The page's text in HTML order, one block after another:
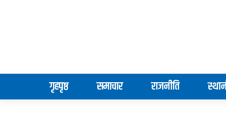
गृहपृष्ठ समाचार राजनीति